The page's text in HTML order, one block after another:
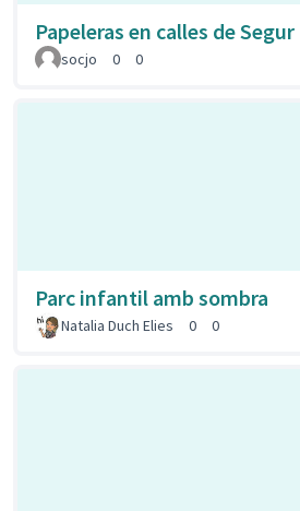
Papeleras en calles de Segur
socjo
0 0
Parc infantil amb sombra
Natalia Duch Elies
0 0